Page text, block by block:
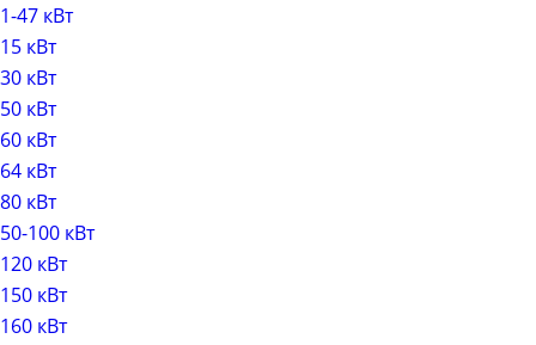
1-47 кВт
15 кВт
30 кВт
50 кВт
60 кВт
64 кВт
80 кВт
50-100 кВт
120 кВт
150 кВт
160 кВт